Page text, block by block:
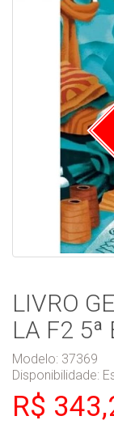
LIVRO
LA F2 5ª
Modelo: 37369
Disponibilidade:
R$